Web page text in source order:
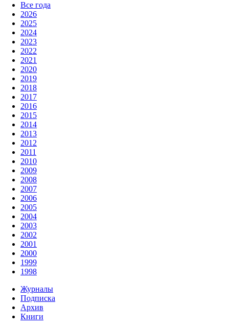
Все года
2026
2025
2024
2023
2022
2021
2020
2019
2018
2017
2016
2015
2014
2013
2012
2011
2010
2009
2008
2007
2006
2005
2004
2003
2002
2001
2000
1999
1998
Журналы
Подписка
Архив
Книги